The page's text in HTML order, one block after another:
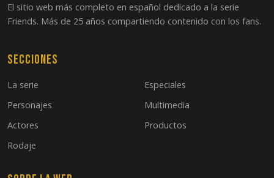
El sitio web más completo en español dedicado a la serie
Friends. Más de 25 años compartiendo contenido con los fans.
Secciones
La serie
Personajes
Actores
Rodaje
Especiales
Multimedia
Productos